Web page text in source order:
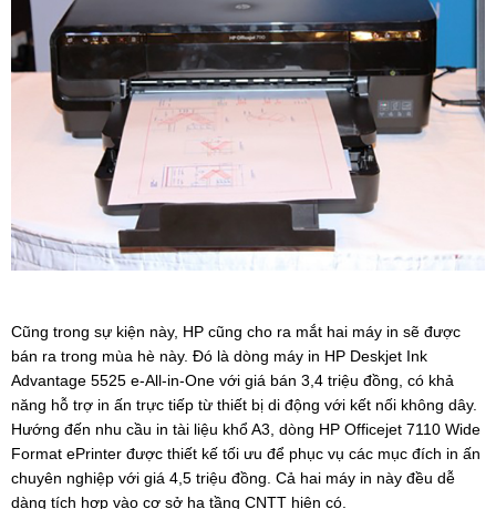
Cũng trong sự kiện này, HP cũng cho ra mắt hai máy in sẽ được
bán ra trong mùa hè này. Đó là dòng máy in HP Deskjet Ink
Advantage 5525 e-All-in-One với giá bán 3,4 triệu đồng, có khả
năng hỗ trợ in ấn trực tiếp từ thiết bị di động với kết nối không dây.
Hướng đến nhu cầu in tài liệu khổ A3, dòng HP Officejet 7110 Wide
Format ePrinter được thiết kế tối ưu để phục vụ các mục đích in ấn
chuyên nghiệp với giá 4,5 triệu đồng. Cả hai máy in này đều dễ
dàng tích hợp vào cơ sở hạ tầng CNTT hiện có.